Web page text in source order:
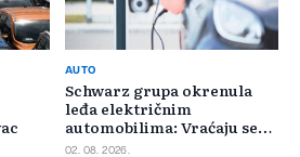
AUTO
Schwarz grupa okrenula
leđa električnim
automobilima: Vraćaju se
benzincima i dizelašima
02. 08. 2026.